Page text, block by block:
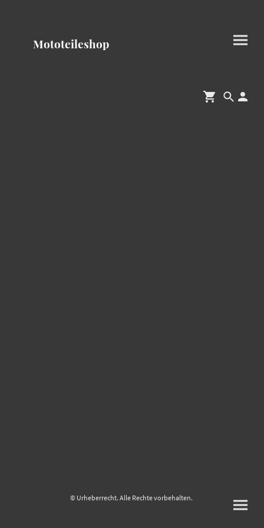
Mototeileshop
© Urheberrecht. Alle Rechte vorbehalten.